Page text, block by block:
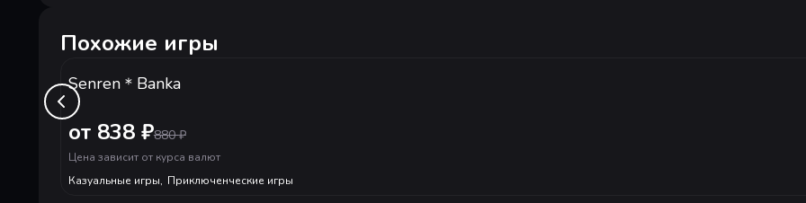
Познакомься с 8 героями из мира грез!
Похожие игры
Senren＊Banka
от 838 ₽880 ₽
Цена зависит от курса валют
Казуальные игры, Приключенческие игры